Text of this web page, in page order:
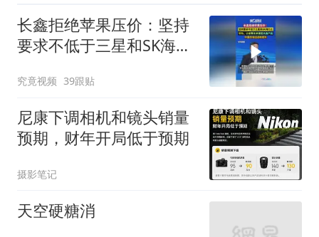
长鑫拒绝苹果压价：坚持
要求不低于三星和SK海力
定产能
究竟视频 39跟贴
尼康下调相机和镜头销量
预期，财年开局低于预期
摄影笔记
天空硬糖消